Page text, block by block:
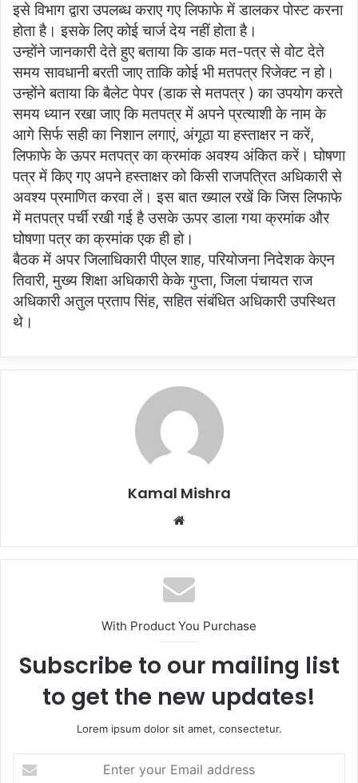
इसे विभाग द्वारा उपलब्ध कराए गए लिफाफे में डालकर पोस्ट करना
होता है। इसके लिए कोई चार्ज देय नहीं होता है।
उन्होंने जानकारी देते हुए बताया कि डाक मत-पत्र से वोट देते
समय सावधानी बरती जाए ताकि कोई भी मतपत्र रिजेक्ट न हो।
उन्होंने बताया कि बैलेट पेपर (डाक से मतपत्र ) का उपयोग करते
समय ध्यान रखा जाए कि मतपत्र में अपने प्रत्याशी के नाम के
आगे सिर्फ सही का निशान लगाएं, अंगूठा या हस्ताक्षर न करें,
लिफाफे के ऊपर मतपत्र का क्रमांक अवश्य अंकित करें। घोषणा
पत्र में किए गए अपने हस्ताक्षर को किसी राजपत्रित अधिकारी से
अवश्य प्रमाणित करवा लें। इस बात ख्याल रखें कि जिस लिफाफे
में मतपत्र पर्ची रखी गई है उसके ऊपर डाला गया क्रमांक और
घोषणा पत्र का क्रमांक एक ही हो।
बैठक में अपर जिलाधिकारी पीएल शाह, परियोजना निदेशक केएन
तिवारी, मुख्य शिक्षा अधिकारी केके गुप्ता, जिला पंचायत राज
अधिकारी अतुल प्रताप सिंह, सहित संबंधित अधिकारी उपस्थित
थे।
Kamal Mishra
Website
With Product You Purchase
Subscribe to our mailing list
to get the new updates!
Lorem ipsum dolor sit amet, consectetur.
your